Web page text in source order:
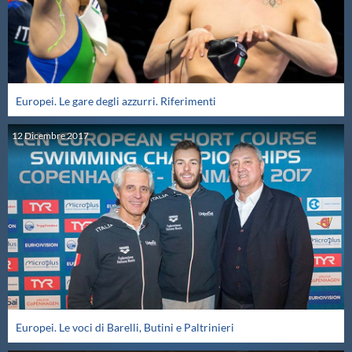
Protezione Civile
Qualità
Sostenibilità
Privacy
Cookie Policy
Archivio News
Flash News
Europei. Le gare degli azzurri. Riferimenti
12Dicembre2017
Europei. Le voci di Barelli, Butini e Paltrinieri